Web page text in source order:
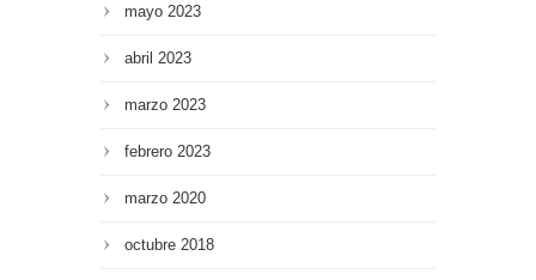
mayo 2023
abril 2023
marzo 2023
febrero 2023
marzo 2020
octubre 2018